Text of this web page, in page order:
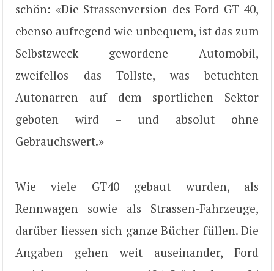
schön: «Die Strassenversion des Ford GT 40,
ebenso aufregend wie unbequem, ist das zum
Selbstzweck gewordene Automobil,
zweifellos das Tollste, was betuchten
Autonarren auf dem sportlichen Sektor
geboten wird – und absolut ohne
Gebrauchswert.»
Wie viele GT40 gebaut wurden, als
Rennwagen sowie als Strassen-Fahrzeuge,
darüber liessen sich ganze Bücher füllen. Die
Angaben gehen weit auseinander, Ford